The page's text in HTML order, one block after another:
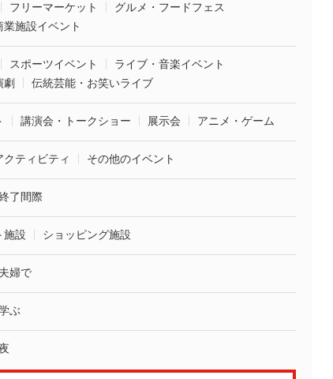
フリーマーケット
グルメ・フードフェス
業施設イベント
スポーツイベント
ライブ・音楽イベント
劇 伝統芸能・お笑いライブ
講演会・トークショー 展示会 アニメ・ゲーム
ティビティ その他のイベント
了間際
施設 ショッピング施設
婦で
ぶ